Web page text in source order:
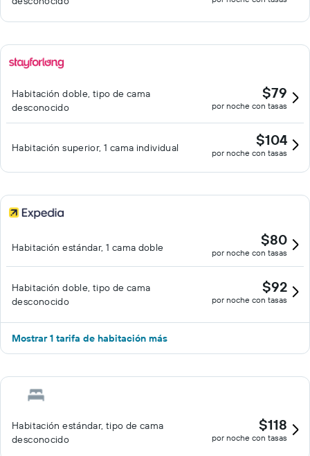
Habitación doble, tipo de cama
desconocido
$79
por noche con tasas
Habitación superior, 1 cama individual $104
por noche con tasas
Habitación estándar, 1 cama doble $80
por noche con tasas
Habitación doble, tipo de cama
desconocido
$92
por noche con tasas
Mostrar 1 tarifa de habitación más
Habitación estándar, tipo de cama
desconocido
$118
por noche con tasas